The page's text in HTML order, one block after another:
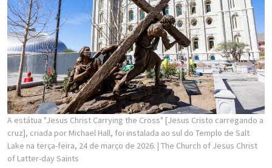
A estátua "Jesus Christ Carrying the Cross" [Jesus Cristo carregando a
cruz], criada por Michael Hall, foi instalada ao sul do Templo de Salt
Lake na terça-feira, 24 de março de 2026. | The Church of Jesus Christ
of Latter-day Saints